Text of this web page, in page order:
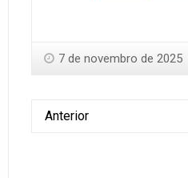
7 de novembro de 2025
Anterior